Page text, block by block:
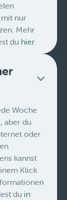
nur
Mehr
du hier.
Woche
aber du
oder
kannst
Klick
du in